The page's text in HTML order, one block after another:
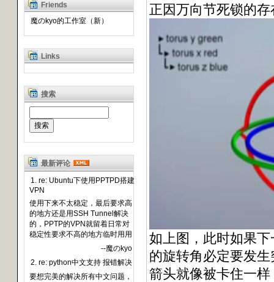
Friends
魔のkyo的工作室（新）
Links
搜索
最新评论
1. re: Ubuntu下使用PPTPD搭建
VPN
使用下来不太稳定，最后要求高
的地方还是用SSH Tunnel解决
的，PPTP的VPN就留着日常对
稳定性要求不高的地方临时用用
--魔のkyo
2. re: python中文支持 报错解决
要想完美的解决所有中文问题，
正因万向节死锁的
如上图，此时如果
的旋转角必定要发
箭头就像被卡住一